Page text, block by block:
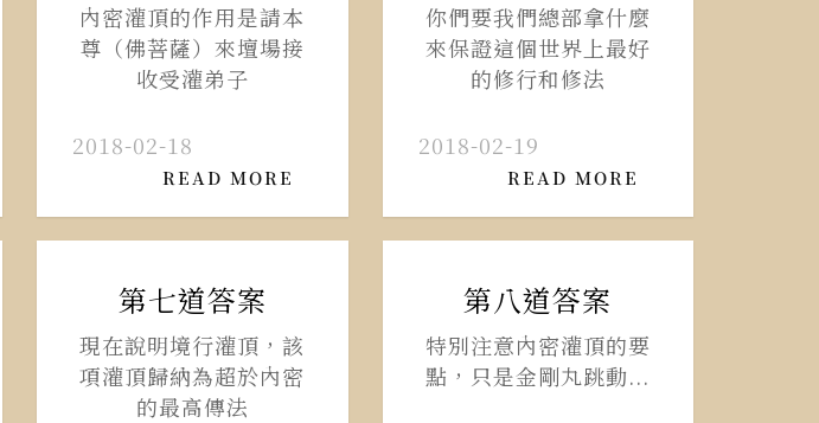
內密灌頂的作用是請本
尊（佛菩薩）來壇場接
收受灌弟子
2018-02-18
READ MORE
你們要我們總部拿什麼
來保證這個世界上最好
的修行和修法
2018-02-19
READ MORE
第七道答案
現在說明境行灌頂，該
項灌頂歸納為超於內密
的最高傳法
第八道答案
特別注意內密灌頂的要
點，只是金剛丸跳動...